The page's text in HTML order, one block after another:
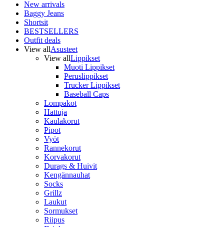
New arrivals
Baggy Jeans
Shortsit
BESTSELLERS
Outfit deals
View allAsusteet
View allLippikset
Muoti Lippikset
Peruslippikset
Trucker Lippikset
Baseball Caps
Lompakot
Hattuja
Kaulakorut
Pipot
Vyöt
Rannekorut
Korvakorut
Durags & Huivit
Kengännauhat
Socks
Grillz
Laukut
Sormukset
Riipus